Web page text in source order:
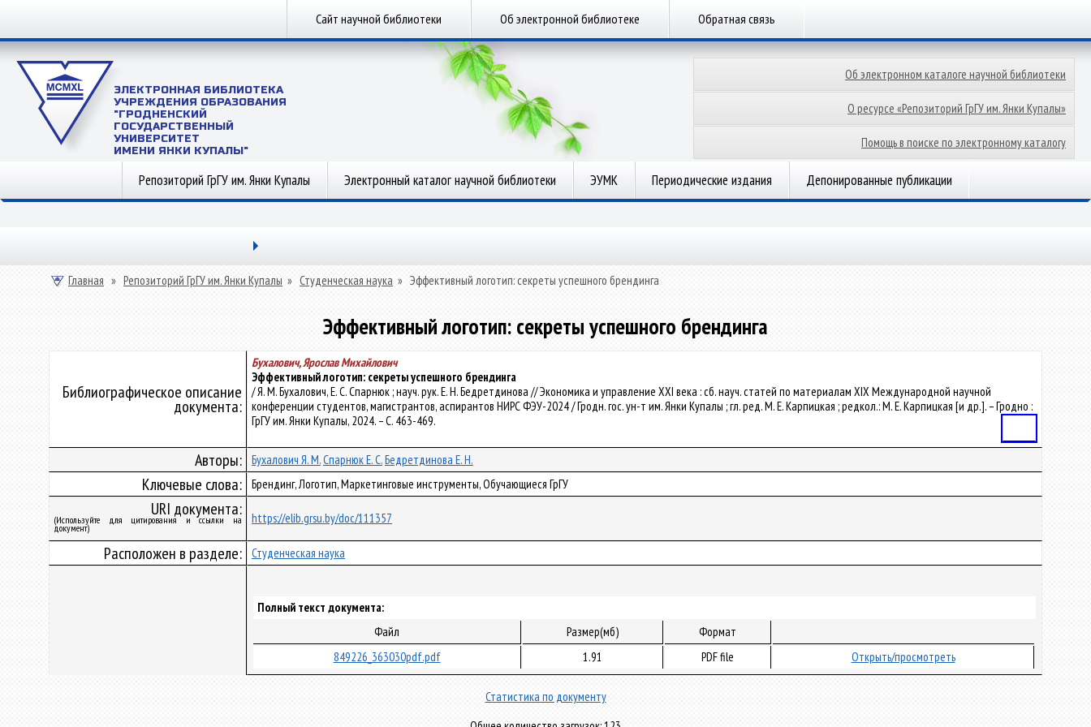
Сайт научной библиотеки Об электронной библиотеке Обратная связь
ЭЛЕКТРОННАЯ БИБЛИОТЕКА
УЧРЕЖДЕНИЯ ОБРАЗОВАНИЯ
"ГРОДНЕНСКИЙ
ГОСУДАРСТВЕННЫЙ
УНИВЕРСИТЕТ
ИМЕНИ ЯНКИ КУПАЛЫ"
Об электронном каталоге научной библиотеки
О ресурсе «Репозиторий ГрГУ им. Янки Купалы»
Помощь в поиске по электронному каталогу
Репозиторий ГрГУ им. Янки Купалы Электронный каталог научной библиотеки ЭУМК Периодические издания Депонированные публикации
Главная » Репозиторий ГрГУ им. Янки Купалы » Студенческая наука » Эффективный логотип: секреты успешного брендинга
Эффективный логотип: секреты успешного брендинга
Библиографическое описание
документа:
Бухалович, Ярослав Михайлович
Эффективный логотип: секреты успешного брендинга
/ Я. М. Бухалович, Е. С. Спарнюк ; науч. рук. Е. Н. Бедретдинова // Экономика и управление XXI века : сб. науч. статей по материалам XIX Международной научной
конференции студентов, магистрантов, аспирантов НИРС ФЭУ-2024 / Гродн. гос. ун-т им. Янки Купалы ; гл. ред. М. Е. Карпицкая ; редкол.: М. Е. Карпицкая [и др.]. – Гродно :
ГрГУ им. Янки Купалы, 2024. – С. 463-469.
Авторы: Бухалович Я. М.Спарнюк Е. С.Бедретдинова Е. Н.
Ключевые слова: Брендинг, Логотип, Маркетинговые инструменты, Обучающиеся ГрГУ
URI документа:
(Используйте для цитирования и ссылки на
документ)
https://elib.grsu.by/doc/111357
Расположен в разделе: Студенческая наука
Полный текст документа:
Файл
Размер(мб)
Формат
849226_363030pdf.pdf
1.91 PDF file Открыть/просмотреть
Статистика по документу